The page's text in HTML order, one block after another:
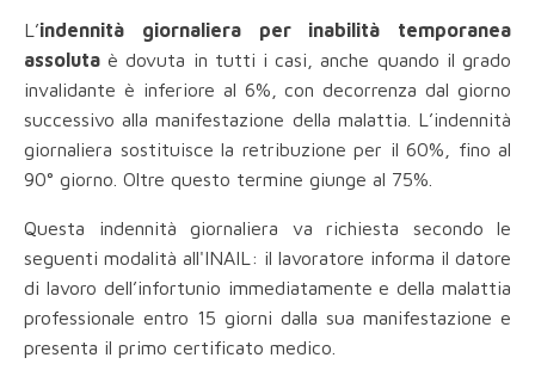
L’indennità giornaliera per inabilità temporanea
assoluta è dovuta in tutti i casi, anche quando il grado
invalidante è inferiore al 6%, con decorrenza dal giorno
successivo alla manifestazione della malattia. L’indennità
giornaliera sostituisce la retribuzione per il 60%, fino al
90° giorno. Oltre questo termine giunge al 75%.
Questa indennità giornaliera va richiesta secondo le
seguenti modalità all'INAIL: il lavoratore informa il datore
di lavoro dell’infortunio immediatamente e della malattia
professionale entro 15 giorni dalla sua manifestazione e
presenta il primo certificato medico.